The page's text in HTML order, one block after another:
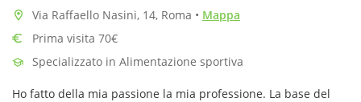
Via Raffaello Nasini, 14, Roma • Mappa
Prima visita 70€
Specializzato in Alimentazione sportiva
Ho fatto della mia passione la mia professione. La base del